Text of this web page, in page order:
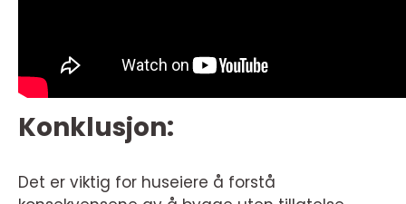
Konklusjon:
Det er viktig for huseiere å forstå